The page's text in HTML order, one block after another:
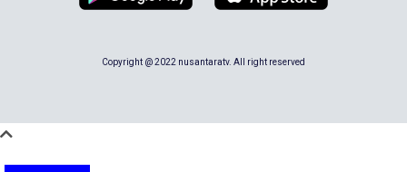
Copyright @ 2022 nusantaratv. All right reserved